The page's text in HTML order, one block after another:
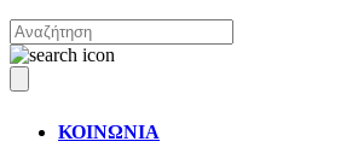
ΚΟΙΝΩΝΙΑ